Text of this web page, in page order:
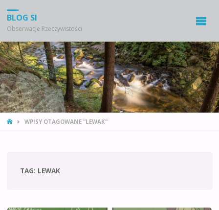
BLOG SI
Obserwacje Rzeczywistości
STRONA
WPISY OTAGOWANE "LEWAK"
TAG: LEWAK